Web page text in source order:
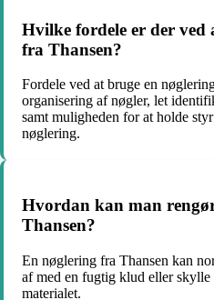
Hvilke fordele er der ved
fra Thansen?
Fordele ved at bruge en
organisering af nøgler, let
samt muligheden for at holde
nøglering.
Hvordan kan man
Thansen?
En nøglering fra Thansen kan
af med en fugtig klud eller
materialet.